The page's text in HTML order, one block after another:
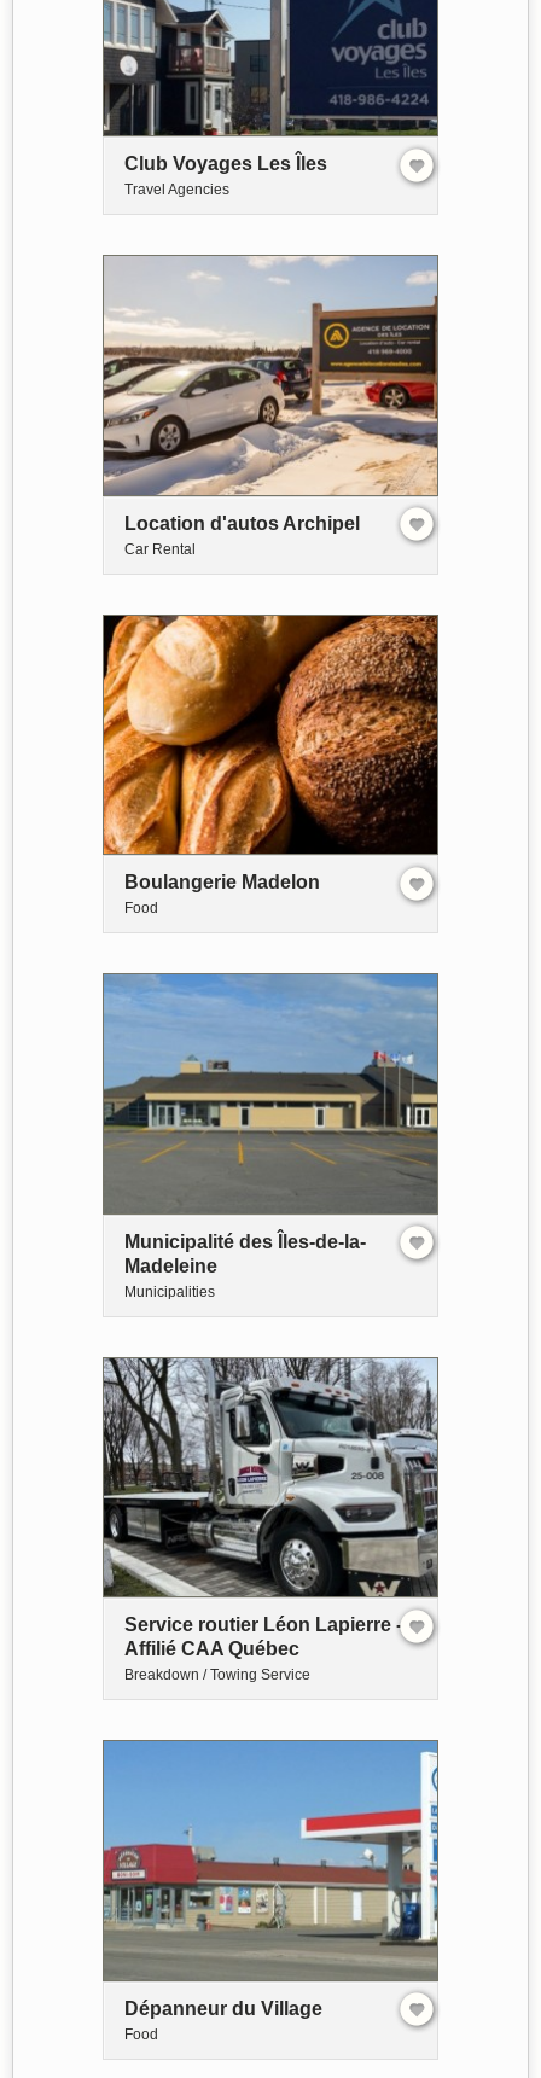
Club Voyages Les Îles
Travel Agencies
Location d'autos Archipel
Car Rental
Boulangerie Madelon
Food
Municipalité des Îles-de-la-
Madeleine
Municipalities
Service routier Léon Lapierre -
Affilié CAA Québec
Breakdown / Towing Service
Dépanneur du Village
Food